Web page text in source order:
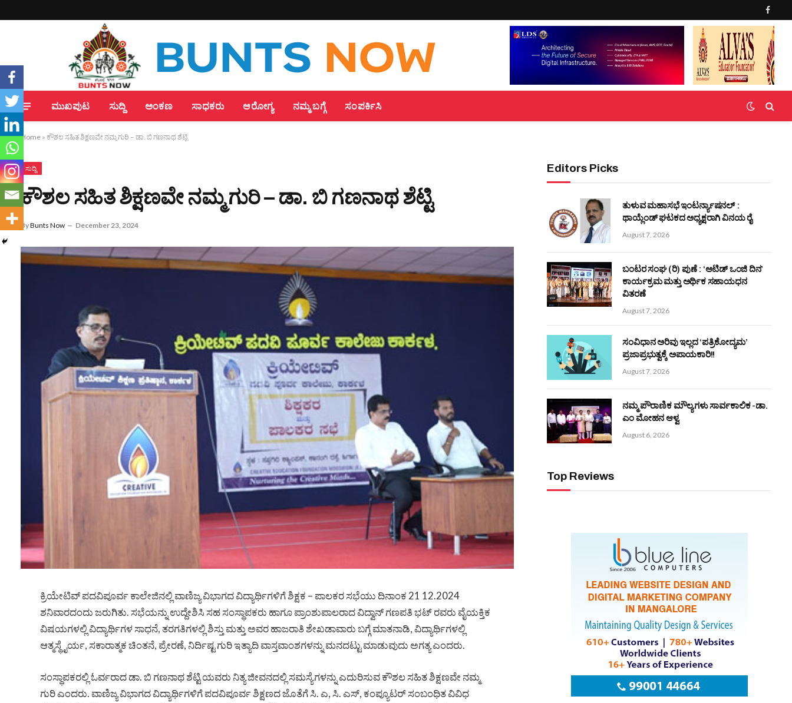
ಮುಖಪುಟ ಸುದ್ದಿ ಅಂಕಣ ಸಾಧಕರು ಆರೋಗ್ಯ ನಮ್ಮ ಬಗ್ಗೆ ಸಂಪರ್ಕಿಸಿ
Home » ಕೌಶಲ ಸಹಿತ ಶಿಕ್ಷಣವೇ ನಮ್ಮ ಗುರಿ – ಡಾ. ಬಿ ಗಣನಾಥ ಶೆಟ್ಟಿ
ಸುದ್ದಿ
ಕೌಶಲ ಸಹಿತ ಶಿಕ್ಷಣವೇ ನಮ್ಮ ಗುರಿ – ಡಾ. ಬಿ ಗಣನಾಥ ಶೆಟ್ಟಿ
ByBunts Now December 23, 2024
ಕ್ರಿಯೇಟಿವ್ ಪದವಿಪೂರ್ವ ಕಾಲೇಜಿನಲ್ಲಿ ವಾಣಿಜ್ಯ ವಿಭಾಗದ ವಿದ್ಯಾರ್ಥಿಗಳಿಗೆ ಶಿಕ್ಷಕ – ಪಾಲಕರ ಸಭೆಯು ದಿನಾಂಕ 21 12.2024
ಶನಿವಾರದಂದು ಜರುಗಿತು. ಸಭೆಯನ್ನು ಉದ್ದೇಶಿಸಿ ಸಹ ಸಂಸ್ಥಾಪಕರು ಹಾಗೂ ಪ್ರಾಂಶುಪಾಲರಾದ ವಿದ್ವಾನ್ ಗಣಪತಿ ಭಟ್ ರವರು ವೈಯಕ್ತಿಕ
ವಿಷಯಗಳಲ್ಲಿ ವಿದ್ಯಾರ್ಥಿಗಳ ಸಾಧನೆ, ತರಗತಿಗಳಲ್ಲಿ ಶಿಸ್ತು ಮತ್ತು ಅವರ ಹಾಜರಾತಿ ಶೇಖಡಾವಾರು ಬಗ್ಗೆ ಮಾತನಾಡಿ, ವಿದ್ಯಾರ್ಥಿಗಳಲ್ಲಿ
ಆತ್ಮಸ್ಥೈರ್ಯ, ಸಕಾರಾತ್ಮಕ ಚಿಂತನೆ, ಪ್ರೇರಣೆ, ನಿರ್ದಿಷ್ಟ ಗುರಿ ಇತ್ಯಾದಿ ವಾಸ್ತವಾಂಶಗಳನ್ನು ಮನದಟ್ಟು ಮಾಡುವುದು ಅಗತ್ಯ ಎಂದರು.
ಸಂಸ್ಥಾಪಕರಲ್ಲಿ ಓರ್ವರಾದ ಡಾ. ಬಿ ಗಣನಾಥ ಶೆಟ್ಟಿ ಯವರು ನಿತ್ಯ ಜೀವನದಲ್ಲಿ ಸಮಸ್ಯೆಗಳನ್ನು ಎದುರಿಸುವ ಕೌಶಲ ಸಹಿತ ಶಿಕ್ಷಣವೇ ನಮ್ಮ
ಗುರಿ ಎಂದರು. ವಾಣಿಜ್ಯ ವಿಭಾಗದ ವಿದ್ಯಾರ್ಥಿಗಳಿಗೆ ಪದವಿಪೂರ್ವ ಶಿಕ್ಷಣದ ಜೊತೆಗೆ ಸಿ. ಎ, ಸಿ. ಎಸ್, ಕಂಪ್ಯೂಟರ್ ಸಂಬಂಧಿತ ವಿವಿಧ
Editors Picks
ತುಳುವ ಮಹಾಸಭೆ ಇಂಟರ್ನ್ಯಾಷನಲ್ :
ಥಾಯ್ಲೆಂಡ್ ಘಟಕದ ಅಧ್ಯಕ್ಷರಾಗಿ ವಿನಯ ರೈ
August 7, 2026
ಬಂಟರ ಸಂಘ (ರಿ) ಪುಣೆ : ‘ಆಟಿಡ್ ಒಂಜಿ ದಿನ’
ಕಾರ್ಯಕ್ರಮ ಮತ್ತು ಅರ್ಥಿಕ ಸಹಾಯಧನ
ವಿತರಣೆ
August 7, 2026
ಸಂವಿಧಾನ ಅರಿವು ಇಲ್ಲದ ‘ಪತ್ರಿಕೋದ್ಯಮ’
ಪ್ರಜಾಪ್ರಭುತ್ವಕ್ಕೆ ಅಪಾಯಕಾರಿ!!
August 7, 2026
ನಮ್ಮ ಪೌರಾಣಿಕ ಮೌಲ್ಯಗಳು ಸಾರ್ವಕಾಲಿಕ -ಡಾ.
ಎಂ ಮೋಹನ ಆಳ್ವ
August 6, 2026
Top Reviews